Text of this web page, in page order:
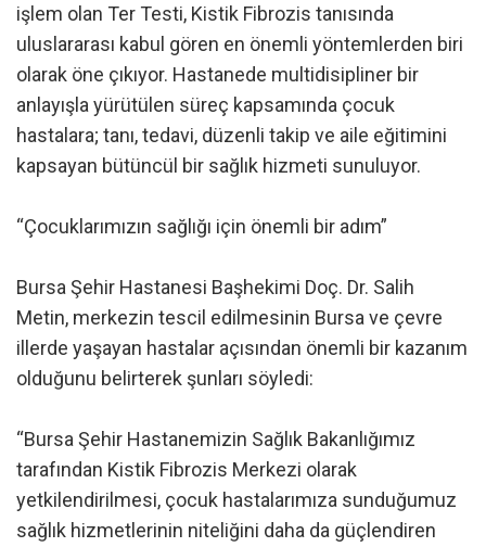
işlem olan Ter Testi, Kistik Fibrozis tanısında
uluslararası kabul gören en önemli yöntemlerden biri
olarak öne çıkıyor. Hastanede multidisipliner bir
anlayışla yürütülen süreç kapsamında çocuk
hastalara; tanı, tedavi, düzenli takip ve aile eğitimini
kapsayan bütüncül bir sağlık hizmeti sunuluyor.
“Çocuklarımızın sağlığı için önemli bir adım”
Bursa Şehir Hastanesi Başhekimi Doç. Dr. Salih
Metin, merkezin tescil edilmesinin Bursa ve çevre
illerde yaşayan hastalar açısından önemli bir kazanım
olduğunu belirterek şunları söyledi:
“Bursa Şehir Hastanemizin Sağlık Bakanlığımız
tarafından Kistik Fibrozis Merkezi olarak
yetkilendirilmesi, çocuk hastalarımıza sunduğumuz
sağlık hizmetlerinin niteliğini daha da güçlendiren